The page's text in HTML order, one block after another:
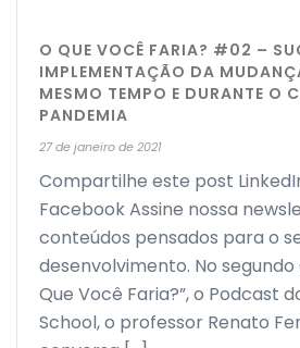
O QUE VOCÊ FARIA? #02 –
IMPLEMENTAÇÃO DA
MESMO TEMPO E DURANTE O
PANDEMIA
27 de janeiro de 2021
Compartilhe este post
Facebook Assine nossa
conteúdos pensados para o
desenvolvimento. No segundo
Que Você Faria?”, o Podcast
School, o professor Renato